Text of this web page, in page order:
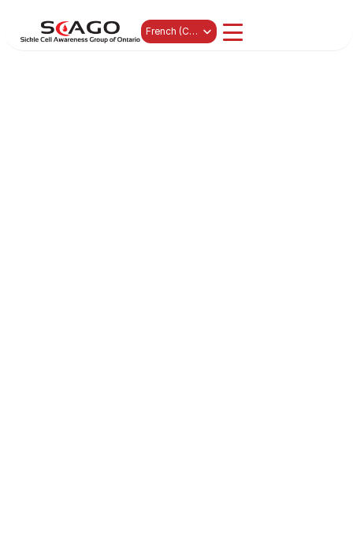
Select Language
French (Canada)